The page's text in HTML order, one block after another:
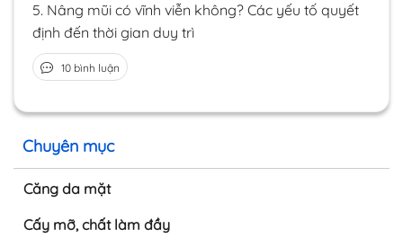
Chuyên mục
Căng da mặt
Cấy mỡ, chất làm đầy
5. Nâng mũi có vĩnh viễn không? Các yếu tố quyết
định đến thời gian duy trì
10 bình luận